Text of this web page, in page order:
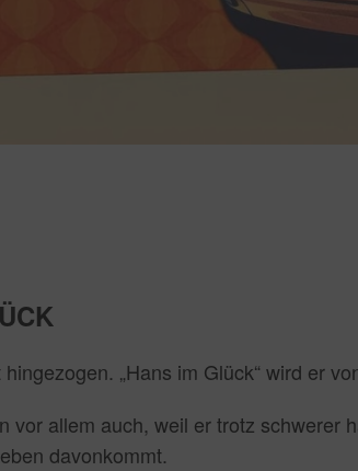
„Hans im Glück“ wird er
allem auch, weil er trotz schwerer
davonkommt.